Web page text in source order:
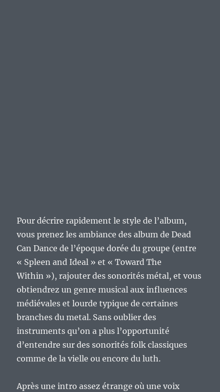
Pour décrire rapidement le style de l’album,
vous prenez les ambiance des album de Dead
Can Dance de l’époque dorée du groupe (entre
« Spleen and Ideal » et « Toward The
Within »), rajouter des sonorités métal, et vous
obtiendrez un genre musical aux influences
médiévales et lourde typique de certaines
branches du metal. Sans oublier des
instruments qu’on a plus l’opportunité
d’entendre sur des sonorités folk classiques
comme de la vielle ou encore du luth.
Après une intro assez étrange où une voix